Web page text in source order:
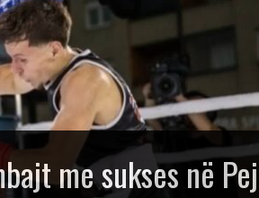
të Boksit
medalje